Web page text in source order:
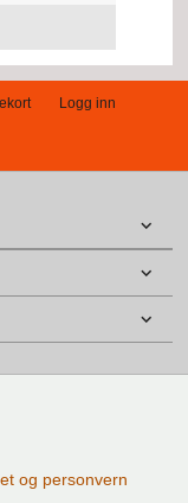
Logg inn
og personvern